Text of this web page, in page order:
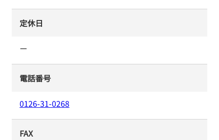
定休日
ー
電話番号
0126-31-0268
FAX